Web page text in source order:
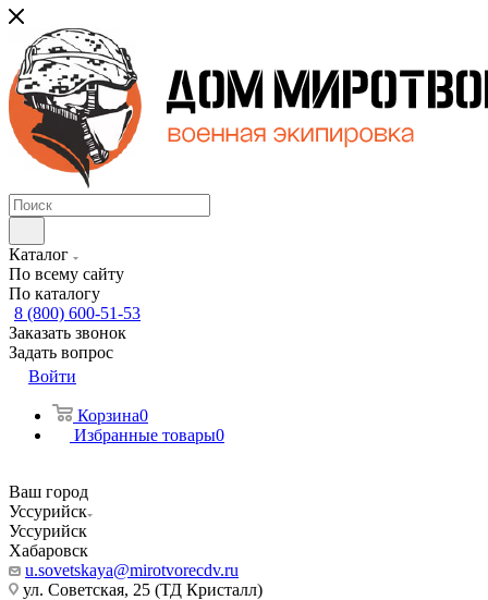
Каталог
По всему сайту
По каталогу
8 (800) 600-51-53
Заказать звонок
Задать вопрос
Войти
Корзина0
Избранные товары0
Ваш город
Уссурийск
Уссурийск
Хабаровск
u.sovetskaya@mirotvorecdv.ru
ул. Советская, 25 (ТД Кристалл)